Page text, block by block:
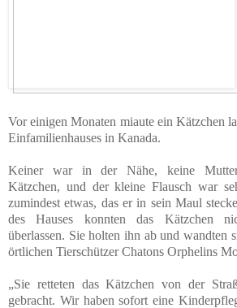
Vor einigen Monaten miaute ein Kätzchen
Einfamilienhauses in Kanada.
Keiner war in der Nähe, keine
Kätzchen, und der kleine Flausch war
zumindest etwas, das er in sein Maul
des Hauses konnten das Kätzchen
überlassen. Sie holten ihn ab und wandten
örtlichen Tierschützer Chatons Orphelins
„Sie retteten das Kätzchen von der
gebracht. Wir haben sofort eine